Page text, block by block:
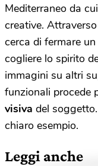
Mediterraneo da
creative.
cerca di fermare un
cogliere lo spirito
immagini su altri
funzionali procede
visiva del
chiaro esempio.
Leggi anche